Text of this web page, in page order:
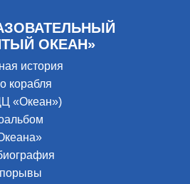
ОКЕАН»
история
корабля
«Океан»)